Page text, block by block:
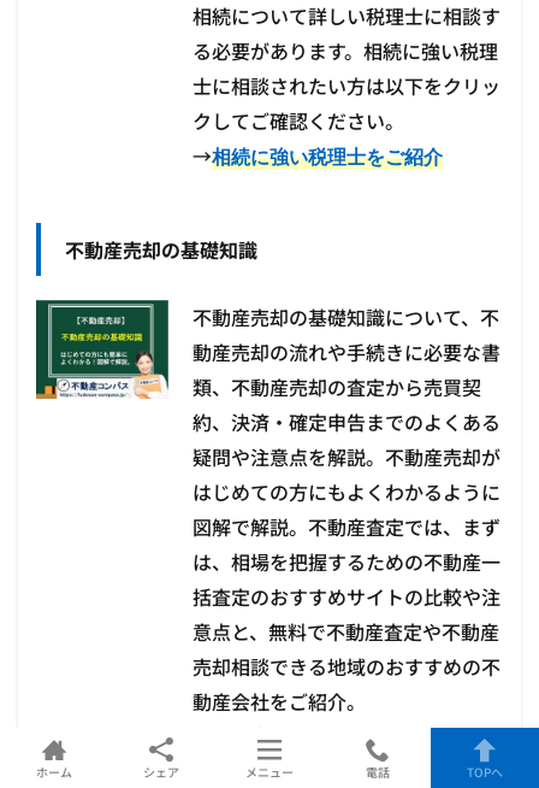
相続について詳しい税理士に相談す
る必要があります。相続に強い税理
士に相談されたい方は以下をクリッ
クしてご確認ください。
→相続に強い税理士をご紹介
不動産売却の基礎知識
不動産売却の基礎知識について、不
動産売却の流れや手続きに必要な書
類、不動産売却の査定から売買契
約、決済・確定申告までのよくある
疑問や注意点を解説。不動産売却が
はじめての方にもよくわかるように
図解で解説。不動産査定では、まず
は、相場を把握するための不動産一
括査定のおすすめサイトの比較や注
意点と、無料で不動産査定や不動産
売却相談できる地域のおすすめの不
動産会社をご紹介。
不動産売却の基礎知識はこちら
ホーム シェア メニュー 電話 TOPへ